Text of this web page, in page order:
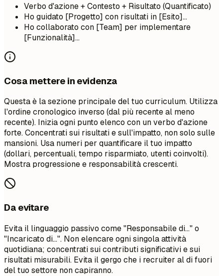
Verbo d'azione + Contesto + Risultato (Quantificato)
Ho guidato [Progetto] con risultati in [Esito]...
Ho collaborato con [Team] per implementare
[Funzionalità]...
Cosa mettere in evidenza
Questa è la sezione principale del tuo curriculum. Utilizza
l'ordine cronologico inverso (dal più recente al meno
recente). Inizia ogni punto elenco con un verbo d'azione
forte. Concentrati sui risultati e sull'impatto, non solo sulle
mansioni. Usa numeri per quantificare il tuo impatto
(dollari, percentuali, tempo risparmiato, utenti coinvolti).
Mostra progressione e responsabilità crescenti.
Da evitare
Evita il linguaggio passivo come "Responsabile di..." o
"Incaricato di...". Non elencare ogni singola attività
quotidiana; concentrati sui contributi significativi e sui
risultati misurabili. Evita il gergo che i recruiter al di fuori
del tuo settore non capiranno.